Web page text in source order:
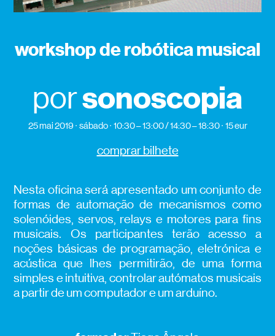
workshop de robótica musical
porsonoscopia
25 mai 2019 sábado 10:30 – 13:00 / 14:30 – 18:30 15 eur
comprar bilhete
Nesta oficina será apresentado um conjunto de
formas de automação de mecanismos como
solenóides, servos, relays e motores para fins
musicais. Os participantes terão acesso a
noções básicas de programação, eletrónica e
acústica que lhes permitirão, de uma forma
simples e intuitiva, controlar autómatos musicais
a partir de um computador e um arduíno.